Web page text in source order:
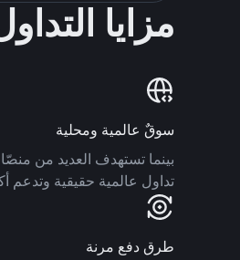
مزايا
سوقٌ عالمية ومحلية
تداول عالمية حقيقية وتدعم أكثر من 70
طرق دفع مرنة